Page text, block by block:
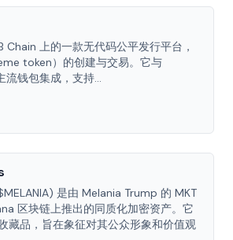
Chain 上的一款无代码公平发行平台，
token）的创建与交易。它与
钱包集成，支持...
是由 Melania Trump 的 MKT
区块链上推出的同质化加密资产。它
藏品，旨在象征对其公众形象和价值观